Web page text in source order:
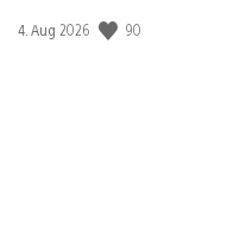
Veröffentlichungsdatum:
4. Aug 2026 90